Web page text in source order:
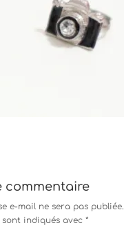
commentaire
e-mail ne sera pas publiée.
indiqués avec *